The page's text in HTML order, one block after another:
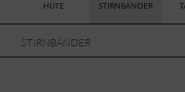
HÜTE STIRNBÄNDER
STIRNBÄNDER